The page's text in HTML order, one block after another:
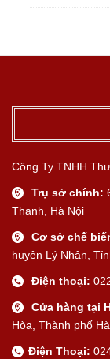
Công Ty TNHH
Trụ sở chính:
Thanh, Hà Nội
Cơ sở chế
huyện Lý Nhân,
Điện thoại:
Cửa hàng tại
Hòa, Thành phố
Điện Thoại: